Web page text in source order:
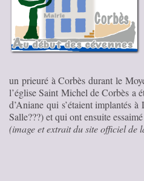
un prieuré à Corbès durant le
l’église Saint Michel de Corbès a
d’Aniane qui s’étaient implantés
Salle???) et qui ont ensuite
(image et extrait du site officiel de